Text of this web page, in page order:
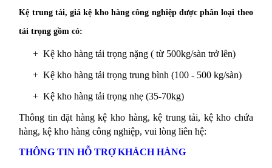
Kệ trung tải, giá kệ kho hàng công nghiệp được phân loại theo
tải trọng gồm có:
+ Kệ kho hàng tải trọng nặng ( từ 500kg/sàn trở lên)
+ Kệ kho hàng tải trọng trung bình (100 - 500 kg/sàn)
+ Kệ kho hàng tải trọng nhẹ (35-70kg)
Thông tin đặt hàng kệ kho hàng, kệ trung tải, kệ kho chứa
hàng, kệ kho hàng công nghiệp, vui lòng liên hệ:
THÔNG TIN HỖ TRỢ KHÁCH HÀNG